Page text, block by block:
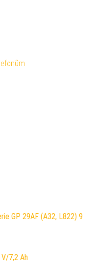
GP 29AF (A32, L822) 9
7,2 Ah